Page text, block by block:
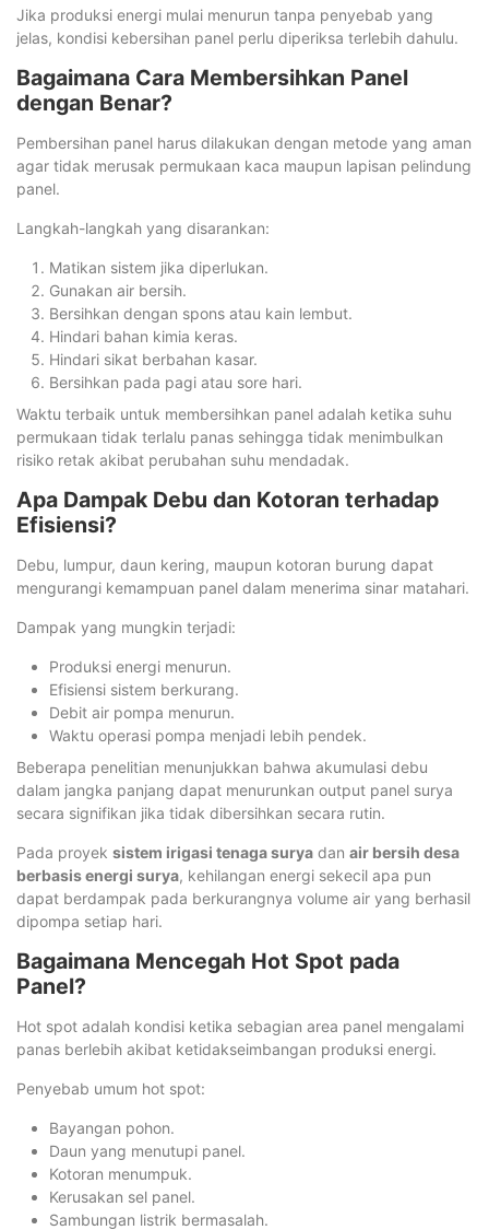
Jika produksi energi mulai menurun tanpa penyebab yang
jelas, kondisi kebersihan panel perlu diperiksa terlebih dahulu.
Bagaimana Cara Membersihkan Panel
dengan Benar?
Pembersihan panel harus dilakukan dengan metode yang aman
agar tidak merusak permukaan kaca maupun lapisan pelindung
panel.
Langkah-langkah yang disarankan:
Matikan sistem jika diperlukan.
Gunakan air bersih.
Bersihkan dengan spons atau kain lembut.
Hindari bahan kimia keras.
Hindari sikat berbahan kasar.
Bersihkan pada pagi atau sore hari.
Waktu terbaik untuk membersihkan panel adalah ketika suhu
permukaan tidak terlalu panas sehingga tidak menimbulkan
risiko retak akibat perubahan suhu mendadak.
Apa Dampak Debu dan Kotoran terhadap
Efisiensi?
Debu, lumpur, daun kering, maupun kotoran burung dapat
mengurangi kemampuan panel dalam menerima sinar matahari.
Dampak yang mungkin terjadi:
Produksi energi menurun.
Efisiensi sistem berkurang.
Debit air pompa menurun.
Waktu operasi pompa menjadi lebih pendek.
Beberapa penelitian menunjukkan bahwa akumulasi debu
dalam jangka panjang dapat menurunkan output panel surya
secara signifikan jika tidak dibersihkan secara rutin.
Pada proyek sistem irigasi tenaga surya dan air bersih desa
berbasis energi surya, kehilangan energi sekecil apa pun
dapat berdampak pada berkurangnya volume air yang berhasil
dipompa setiap hari.
Bagaimana Mencegah Hot Spot pada
Panel?
Hot spot adalah kondisi ketika sebagian area panel mengalami
panas berlebih akibat ketidakseimbangan produksi energi.
Penyebab umum hot spot:
Bayangan pohon.
Daun yang menutupi panel.
Kotoran menumpuk.
Kerusakan sel panel.
Sambungan listrik bermasalah.